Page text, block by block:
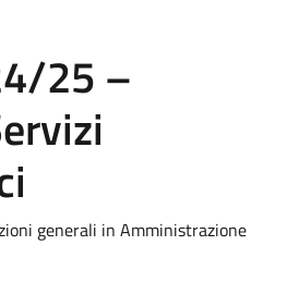
25 –
generali in Amministrazione